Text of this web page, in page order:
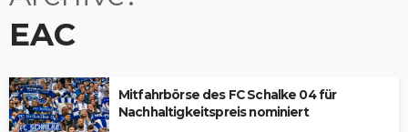
EAC
Mitfahrbörse des FC Schalke 04 für
Nachhaltigkeitspreis nominiert